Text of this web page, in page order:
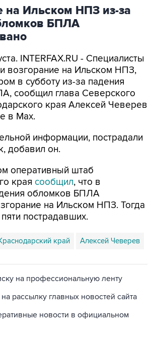
на Ильском НПЗ из-за
БПЛА
INTERFAX.RU - Специалисты
возгорание на Ильском НПЗ,
в субботу из-за падения
сообщил глава Северского
края Алексей Чеверев
в Max.
информации, пострадали
добавил он.
оперативный штаб
края сообщил, что в
обломков БПЛА
на Ильском НПЗ. Тогда
пострадавших.
край Алексей Чеверев
на профессиональную ленту
рассылку главных новостей сайта
новости в официальном